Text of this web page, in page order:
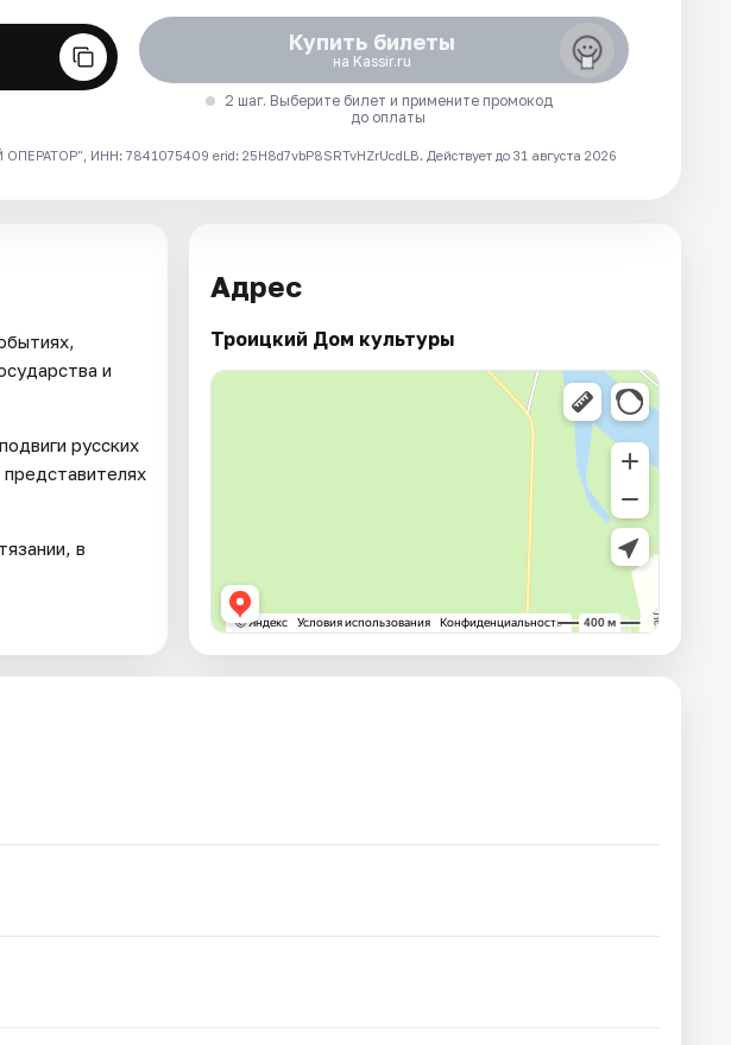
Купить билеты
на Kassir.ru
2 шаг. Выберите билет и примените промокод
до оплаты
ИНН: 7841075409 erid: 25H8d7vbP8SRTvHZrUcdLB. Действует до 31 августа 2026
и
русских
в
Адрес
Троицкий Дом культуры